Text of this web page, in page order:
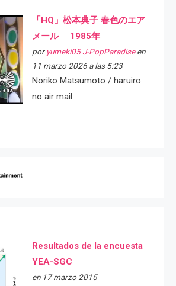
「HQ」松本典子 春色のエア
メール 1985年
por yumeki05 J-PopParadiseen
11 marzo 2026 a las 5:23
Noriko Matsumoto / haruiro
no air mail
Resultados de la encuesta
YEA-SGC
en 17 marzo 2015